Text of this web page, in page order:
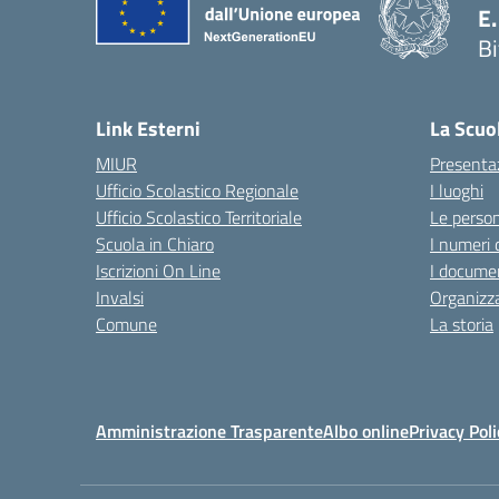
Link Esterni
MIUR
Ufficio Scolastico Regionale
Ufficio Scolastico Territoriale
Scuola in Chiaro
Iscrizioni On Line
Invalsi
Comune
La
I luoghi
Le
I numeri
I
La storia
Amministrazione TrasparenteAlbo onlinePrivacy